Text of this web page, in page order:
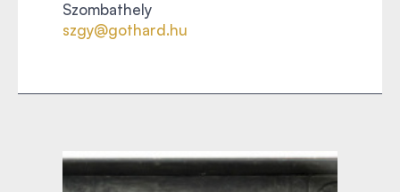
Szombathely
szgy@gothard.hu